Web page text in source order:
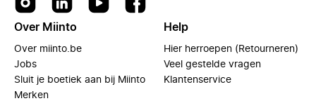
Over Miinto
Over miinto.be
Jobs
Sluit je boetiek aan bij Miinto
Merken
Help
Hier herroepen (Retourneren)
Veel gestelde vragen
Klantenservice